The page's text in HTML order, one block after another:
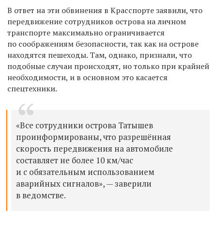
В ответ на эти обвинения в Красспорте заявили, что
передвижение сотрудников острова на личном
транспорте максимально ограничивается
по соображениям безопасности, так как на острове
находятся пешеходы. Там, однако, признали, что
подобные случаи происходят, но только при крайней
необходимости, и в основном это касается
спецтехники.
«Все сотрудники острова Татышев
проинформированы, что разрешённая
скорость передвижения на автомобиле
составляет не более 10 км/час
и с обязательным использованием
аварийных сигналов», — заверили
в ведомстве.